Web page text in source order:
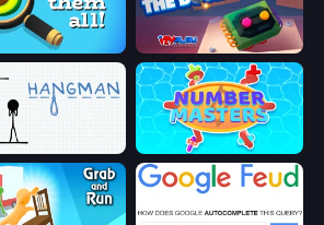
Them All! Defuse the Bomb 3D
Number Masters